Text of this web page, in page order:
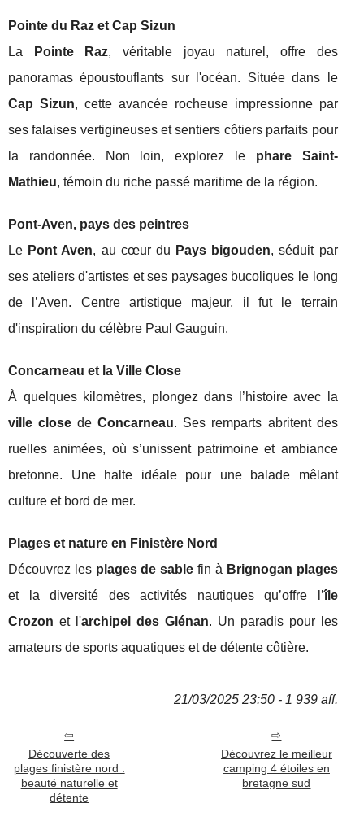
Pointe du Raz et Cap Sizun
La
Pointe Raz, véritable joyau naturel, offre des
panoramas époustouflants sur l'océan. Située dans le
Cap Sizun, cette avancée rocheuse impressionne par
ses falaises vertigineuses et sentiers côtiers parfaits pour
la randonnée. Non loin, explorez le phare Saint-
Mathieu, témoin du riche passé maritime de la région.
Pont-Aven, pays des peintres
Le Pont Aven, au cœur du Pays bigouden, séduit par
ses ateliers d'artistes et ses paysages bucoliques le long
de l’Aven. Centre artistique majeur, il fut le terrain
d'inspiration du célèbre Paul Gauguin.
Concarneau et la Ville Close
À quelques kilomètres, plongez dans l’histoire avec la
ville close deConcarneau. Ses remparts abritent des
ruelles animées, où s’unissent patrimoine et ambiance
bretonne. Une halte idéale pour une balade mêlant
culture et bord de mer.
Plages et nature en Finistère Nord
Découvrez les plages de sable fin à Brignogan plages
et la diversité des activités nautiques qu’offre l’île
Crozon et l'archipel des Glénan. Un paradis pour les
amateurs de sports aquatiques et de détente côtière.
21/03/2025 23:50 - 1 939 aff.
Découverte des
plages finistère nord :
beauté naturelle et
détente
Découvrez le meilleur
camping 4 étoiles en
bretagne sud